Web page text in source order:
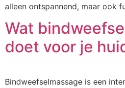
alleen ontspannend, maar ook
Wat
doet voor je
Bindweefselmassage is een